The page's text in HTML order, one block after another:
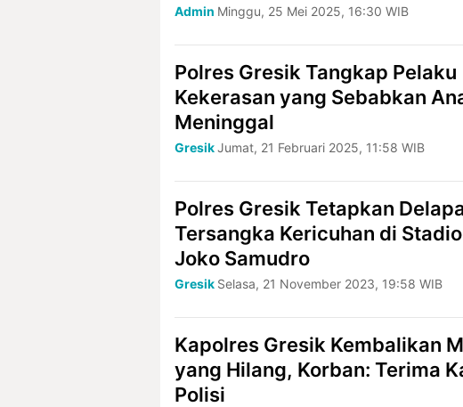
Admin Minggu, 25 Mei 2025, 16:30 WIB
Polres Gresik Tangkap Pelaku
Kekerasan yang Sebabkan
Meninggal
GresikJumat, 21 Februari 2025, 11:58 WIB
Polres Gresik Tetapkan
Tersangka Kericuhan di
Joko Samudro
Gresik Selasa, 21 November 2023, 19:58 WIB
Kapolres Gresik Kembalikan
yang Hilang, Korban: Terima
Polisi